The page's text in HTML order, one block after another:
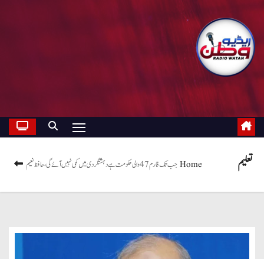
تعلیم Homeجب تک فارم 47 والی حکومت ہے دہشتگردی میں کمی نہیں آئے گی، حافظ نعیم